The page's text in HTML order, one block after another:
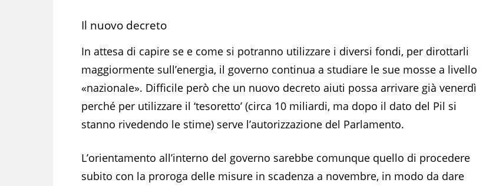
Il nuovo decreto
In attesa di capire se e come si potranno utilizzare i diversi fondi, per dirottarli
maggiormente sull’energia, il governo continua a studiare le sue mosse a livello
«nazionale». Difficile però che un nuovo decreto aiuti possa arrivare già venerdì
perché per utilizzare il ‘tesoretto’ (circa 10 miliardi, ma dopo il dato del Pil si
stanno rivedendo le stime) serve l’autorizzazione del Parlamento.
L’orientamento all’interno del governo sarebbe comunque quello di procedere
subito con la proroga delle misure in scadenza a novembre, in modo da dare